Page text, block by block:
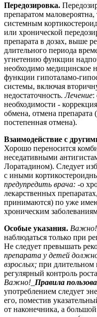
Передозировка.
препаратом маловероятна,
системным
или хронической
препарата в дозах, выше
длительного периода
угнетению функции
необходимо медицинское
функции гипоталамо-
системы, включая
недостаточность.Лечение:
необходимости -
обмена, отмена
постепенная отмена).
Взаимодействие с
Хорошо переносится
неседативными
Лоратадином). Следует
с иными
предупредить врача: -о
лекарственных
принимаются) по уже
хроническим
Особые указания. Важно!
наблюдаться только при
Не следует превышать
препарата у детей
взрослых; при
регулярный контроль
Важно!_ Правила
употреблением следует
его, поместив
от наконечника, а